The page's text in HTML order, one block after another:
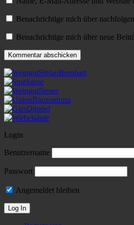
Benachrichtige mich über
Benachrichtige mich über neue
Login
Benutzername
Passwort
Angemeldet bleiben